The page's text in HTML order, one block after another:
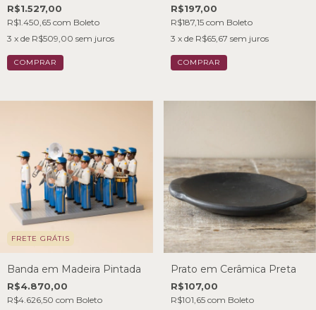
R$1.527,00
R$1.450,65 com Boleto
3 x de R$509,00 sem juros
R$197,00
R$187,15 com Boleto
3 x de R$65,67 sem juros
FRETE GRÁTIS
Banda em Madeira Pintada
R$4.870,00
R$4.626,50 com Boleto
Prato em Cerâmica Preta
R$107,00
R$101,65 com Boleto